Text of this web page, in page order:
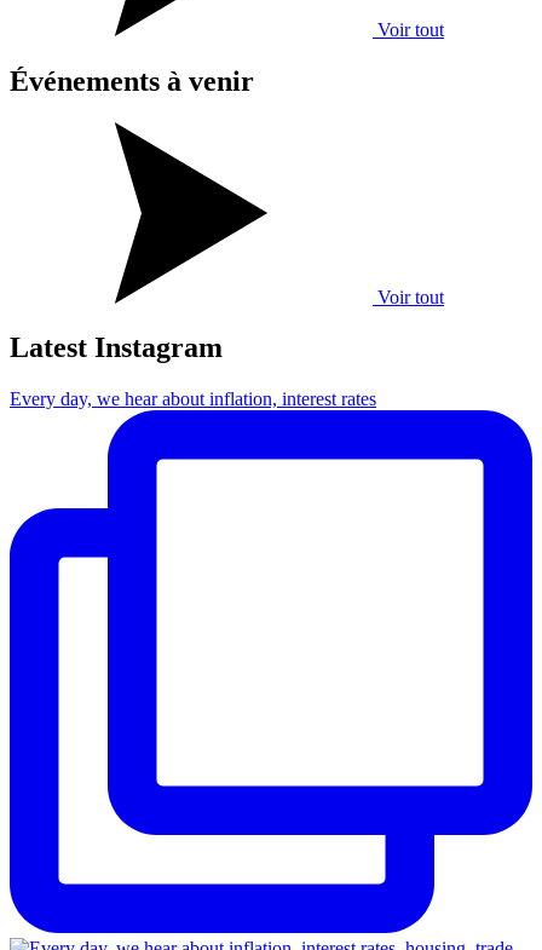
Voir tout
Événements à venir
Voir tout
Latest Instagram
Every day, we hear about inflation, interest rates